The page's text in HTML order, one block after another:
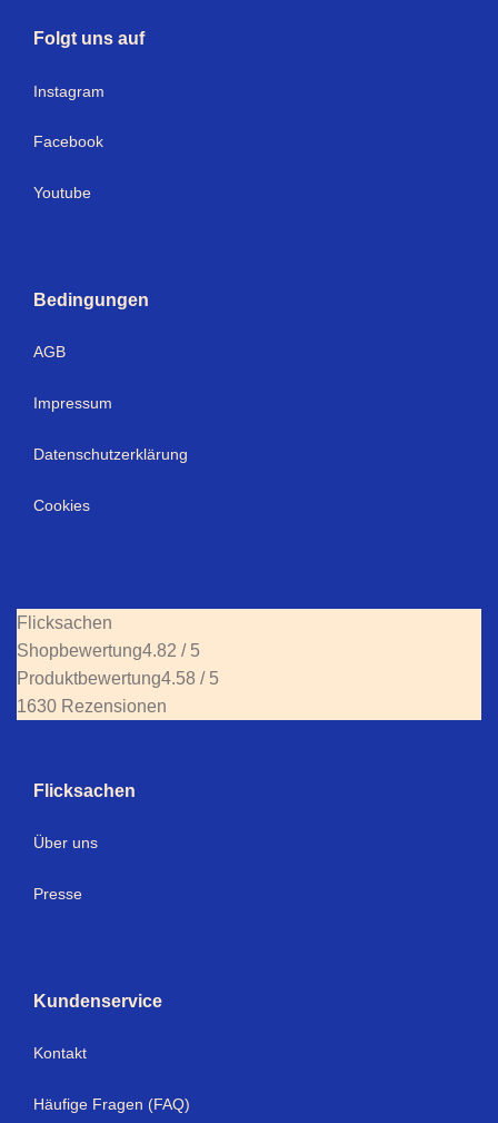
Folgt uns auf
Instagram
Facebook
Youtube
Bedingungen
AGB
Impressum
Datenschutzerklärung
Cookies
Flicksachen
Shopbewertung4.82 / 5
Produktbewertung4.58 / 5
1630 Rezensionen
Flicksachen
Über uns
Presse
Kundenservice
Kontakt
Häufige Fragen (FAQ)